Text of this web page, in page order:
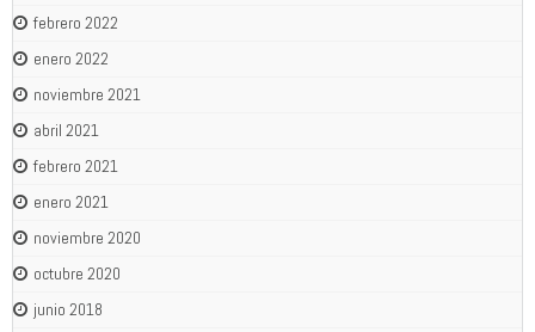
febrero 2022
enero 2022
noviembre 2021
abril 2021
febrero 2021
enero 2021
noviembre 2020
octubre 2020
junio 2018